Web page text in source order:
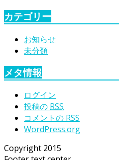
カテゴリー
お知らせ
未分類
メタ情報
ログイン
投稿の RSS
コメントの RSS
WordPress.org
Copyright 2015